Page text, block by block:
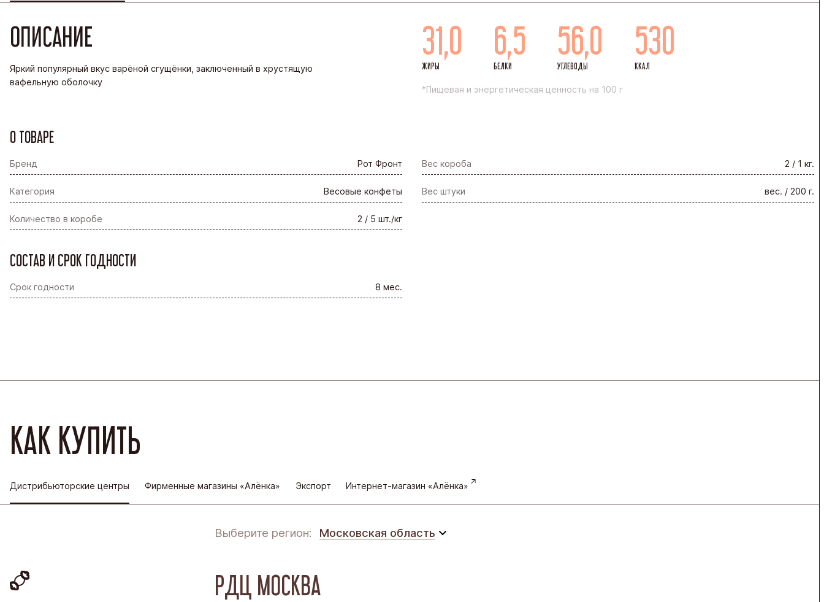
ОПИСАНИЕ
Яркий популярный вкус варёной сгущёнки, заключенный в хрустящую
вафельную оболочку
31,0
ЖИРЫ
6,5
БЕЛКИ
56,0
УГЛЕВОДЫ
530
ККАЛ
*Пищевая и энергетическая ценность на 100 г
О ТОВАРЕ
Бренд Рот Фронт Вес короба 2 / 1 кг.
Категория Весовые конфеты Вес штуки вес. / 200 г.
Количество в коробе 2 / 5 шт./кг
СОСТАВ И СРОК ГОДНОСТИ
Срок годности 8 мес.
КАК КУПИТЬ
Дистрибьюторские центры Фирменные магазины «Алёнка» Экспорт Интернет-магазин «Алёнка»
Выберите регион: Московская область
РДЦ МОСКВА